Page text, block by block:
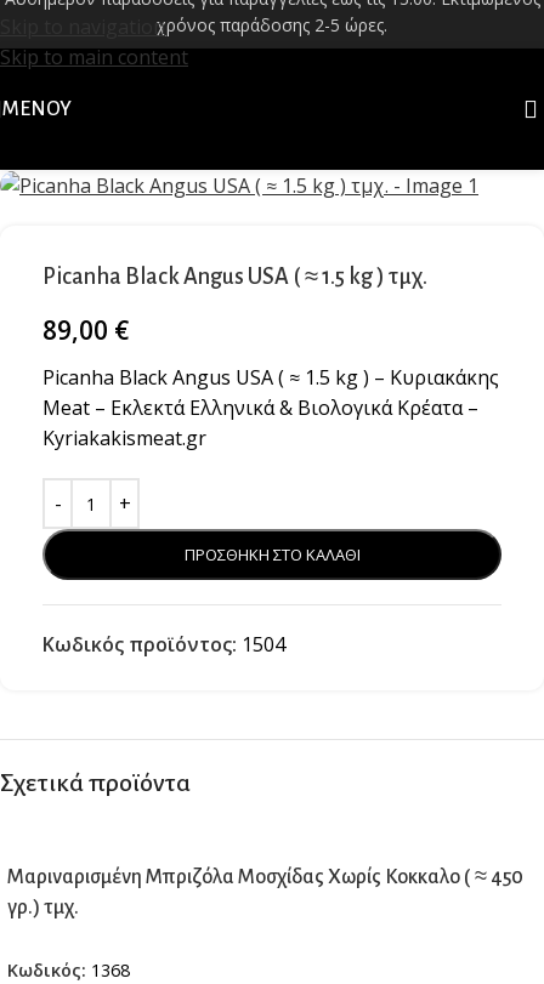
Skip to navigation
Skip to main content
χρόνος παράδοσης 2-5 ώρες.
ΜΕΝΟΎ
Picanha Black Angus USA ( ≈ 1.5 kg ) τμχ.
89,00 €
Picanha Black Angus USA ( ≈ 1.5 kg ) – Κυριακάκης
Meat – Εκλεκτά Ελληνικά & Βιολογικά Κρέατα –
Kyriakakismeat.gr
ΠΡΟΣΘΗΚΗ ΣΤΟ ΚΑΛΑΘΙ
Κωδικός προϊόντος: 1504
Σχετικά προϊόντα
Μαριναρισμένη Μπριζόλα Μοσχίδας Χωρίς Κοκκαλο ( ≈ 450
γρ.) τμχ.
Κωδικός: 1368